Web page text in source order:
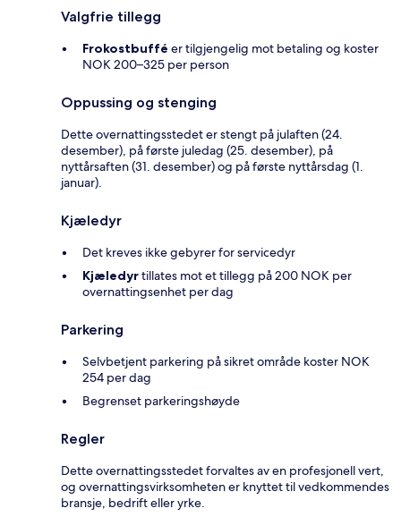
Valgfrie tillegg
Frokostbuffé er tilgjengelig mot betaling og koster
NOK 200–325 per person
Oppussing og stenging
Dette overnattingsstedet er stengt på julaften (24.
desember), på første juledag (25. desember), på
nyttårsaften (31. desember) og på første nyttårsdag (1.
januar).
Kjæledyr
Det kreves ikke gebyrer for servicedyr
Kjæledyrtillates mot et tillegg på 200 NOK per
overnattingsenhet per dag
Parkering
Selvbetjent parkering på sikret område koster NOK
254 per dag
Begrenset parkeringshøyde
Regler
Dette overnattingsstedet forvaltes av en profesjonell vert,
og overnattingsvirksomheten er knyttet til vedkommendes
bransje, bedrift eller yrke.